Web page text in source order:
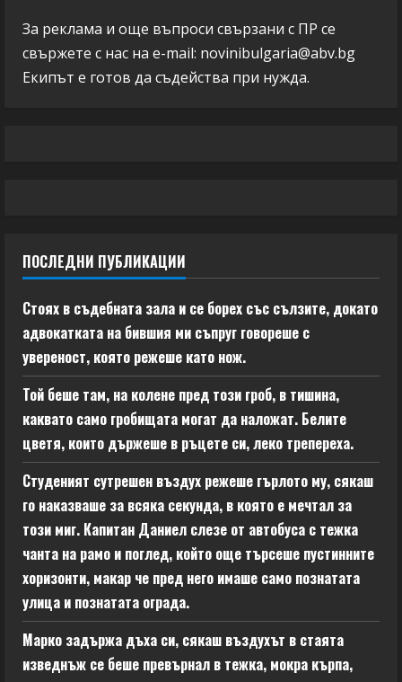
За реклама и още въпроси свързани с ПР се
свържете с нас на e-mail: novinibulgaria@abv.bg
Екипът е готов да съдейства при нужда.
ПОСЛЕДНИ ПУБЛИКАЦИИ
Стоях в съдебната зала и се борех със сълзите, докато
адвокатката на бившия ми съпруг говореше с
увереност, която режеше като нож.
Той беше там, на колене пред този гроб, в тишина,
каквато само гробищата могат да наложат. Белите
цветя, които държеше в ръцете си, леко трепереха.
Студеният сутрешен въздух режеше гърлото му, сякаш
го наказваше за всяка секунда, в която е мечтал за
този миг. Капитан Даниел слезе от автобуса с тежка
чанта на рамо и поглед, който още търсеше пустинните
хоризонти, макар че пред него имаше само познатата
улица и познатата ограда.
Марко задържа дъха си, сякаш въздухът в стаята
изведнъж се беше превърнал в тежка, мокра кърпа,